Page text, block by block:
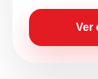
Ver